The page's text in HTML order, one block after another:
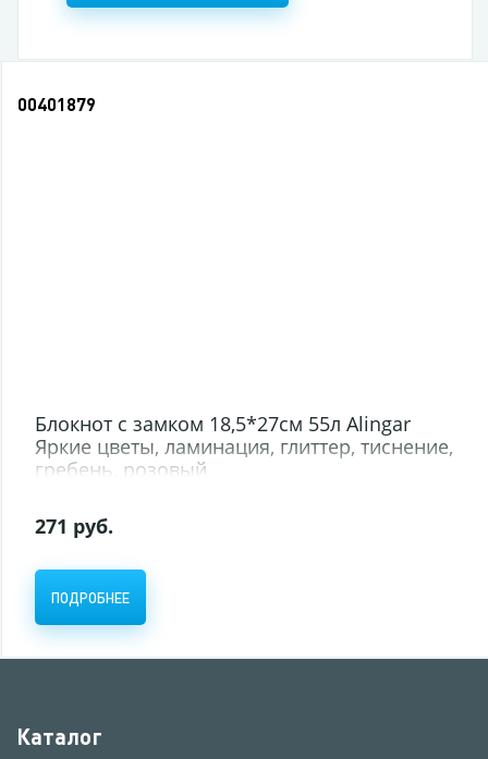
00401879
Блокнот с замком 18,5*27см 55л Alingar
Яркие цветы, ламинация, глиттер, тиснение,
гребень, розовый
271 руб.
ПОДРОБНЕЕ
Каталог